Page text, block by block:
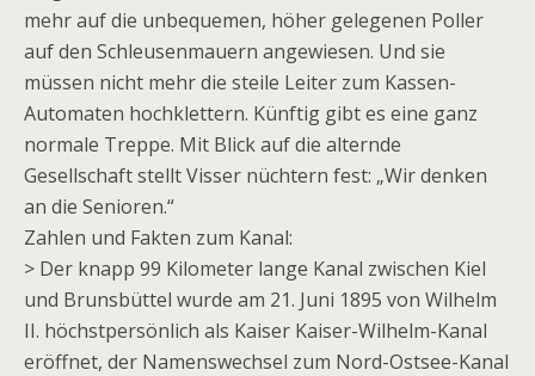
mehr auf die unbequemen, höher gelegenen Poller
auf den Schleusenmauern angewiesen. Und sie
müssen nicht mehr die steile Leiter zum Kassen-
Automaten hochklettern. Künftig gibt es eine ganz
normale Treppe. Mit Blick auf die alternde
Gesellschaft stellt Visser nüchtern fest: „Wir denken
an die Senioren.“
Zahlen und Fakten zum Kanal:
> Der knapp 99 Kilometer lange Kanal zwischen Kiel
und Brunsbüttel wurde am 21. Juni 1895 von Wilhelm
II. höchstpersönlich als Kaiser Kaiser-Wilhelm-Kanal
eröffnet, der Namenswechsel zum Nord-Ostsee-Kanal